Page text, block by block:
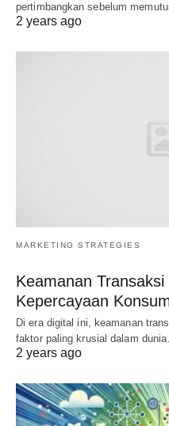
pertimbangkan sebelum
2 years ago
MARKETING STRATEGIES
Keamanan
Kepercayaan
Di era digital ini, keamanan
faktor paling krusial dalam
2 years ago